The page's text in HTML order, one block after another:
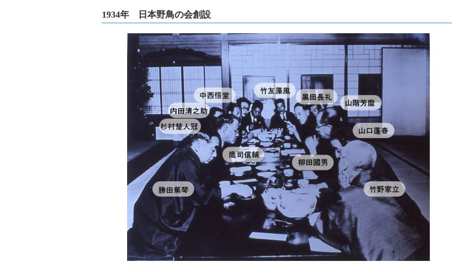
1934年 日本野鳥の会創設